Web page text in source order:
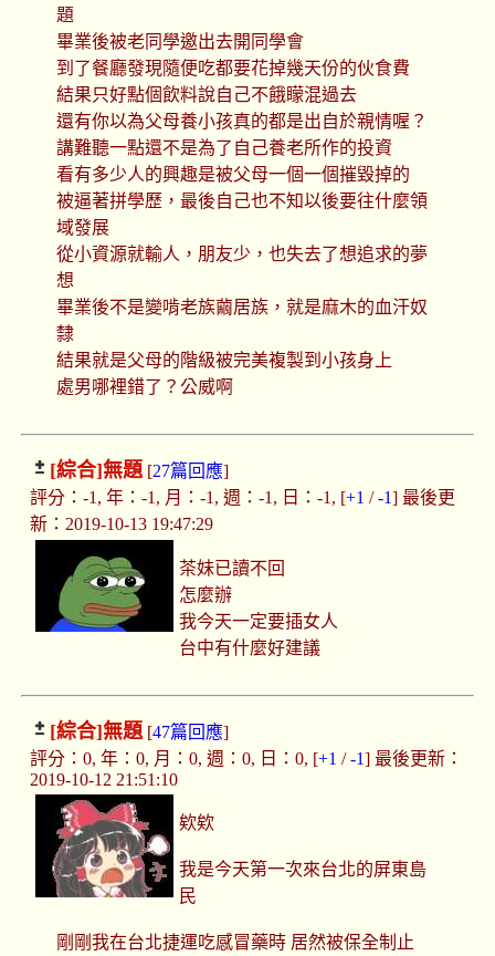
題
畢業後被老同學邀出去開同學會
到了餐廳發現隨便吃都要花掉幾天份的伙食費
結果只好點個飲料說自己不餓矇混過去
還有你以為父母養小孩真的都是出自於親情喔？
講難聽一點還不是為了自己養老所作的投資
看有多少人的興趣是被父母一個一個摧毀掉的
被逼著拼學歷，最後自己也不知以後要往什麼領
域發展
從小資源就輸人，朋友少，也失去了想追求的夢
想
畢業後不是變啃老族繭居族，就是麻木的血汗奴
隸
結果就是父母的階級被完美複製到小孩身上
處男哪裡錯了？公威啊
[綜合]無題[27篇回應]
評分：-1, 年：-1, 月：-1, 週：-1, 日：-1, [+1 /-1] 最後更
新：2019-10-13 19:47:29
茶妹已讀不回
怎麼辦
我今天一定要插女人
台中有什麼好建議
[綜合]無題[47篇回應]
評分：0, 年：0, 月：0, 週：0, 日：0, [+1 /-1] 最後更新：
2019-10-12 21:51:10
欸欸
我是今天第一次來台北的屏東島
民
剛剛我在台北捷運吃感冒藥時 居然被保全制止